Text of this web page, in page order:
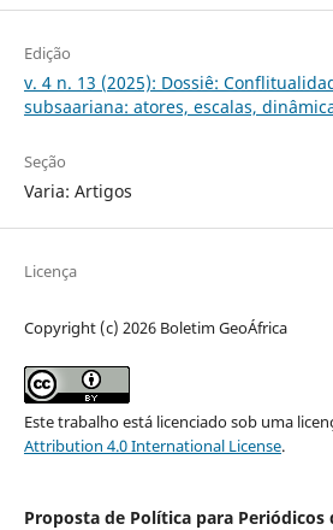
Edição
v. 4 n. 13 (2025): Dossiê:
subsaariana: atores, escalas,
Seção
Varia: Artigos
Licença
Copyright (c) 2026 Boletim GeoÁfrica
Este trabalho está licenciado sob uma
Attribution 4.0 International License.
Proposta de Política para Periódicos